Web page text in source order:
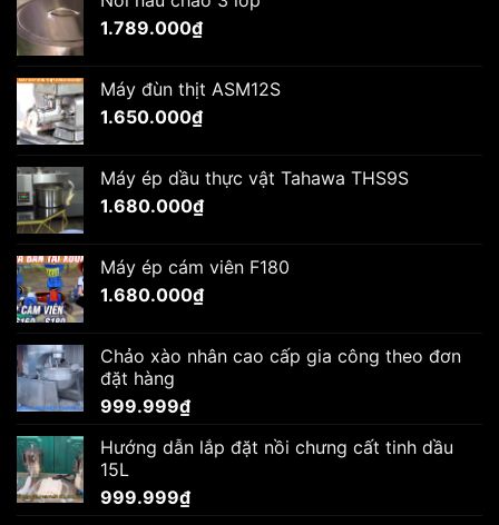
1.789.000₫
Máy đùn thịt ASM12S
1.650.000₫
Máy ép dầu thực vật Tahawa THS9S
1.680.000₫
Máy ép cám viên F180
1.680.000₫
Chảo xào nhân cao cấp gia công theo đơn
đặt hàng
999.999₫
Hướng dẫn lắp đặt nồi chưng cất tinh dầu
15L
999.999₫